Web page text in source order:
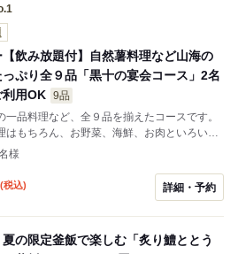
飲み放題付】自然薯料理など山海の
ぷり全９品「黒十の宴会コース」2名
用OK 9品
一品料理など、全９品を揃えたコースです。
はもちろん、お野菜、海鮮、お肉といろいろ
ら、飲み放題でごゆっくりどうぞ！
様
(税込) 詳細・予約
夏の限定釜飯で楽しむ「炙り鱧ととう